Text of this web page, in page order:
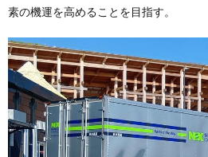
素の機運を高めることを目指す。